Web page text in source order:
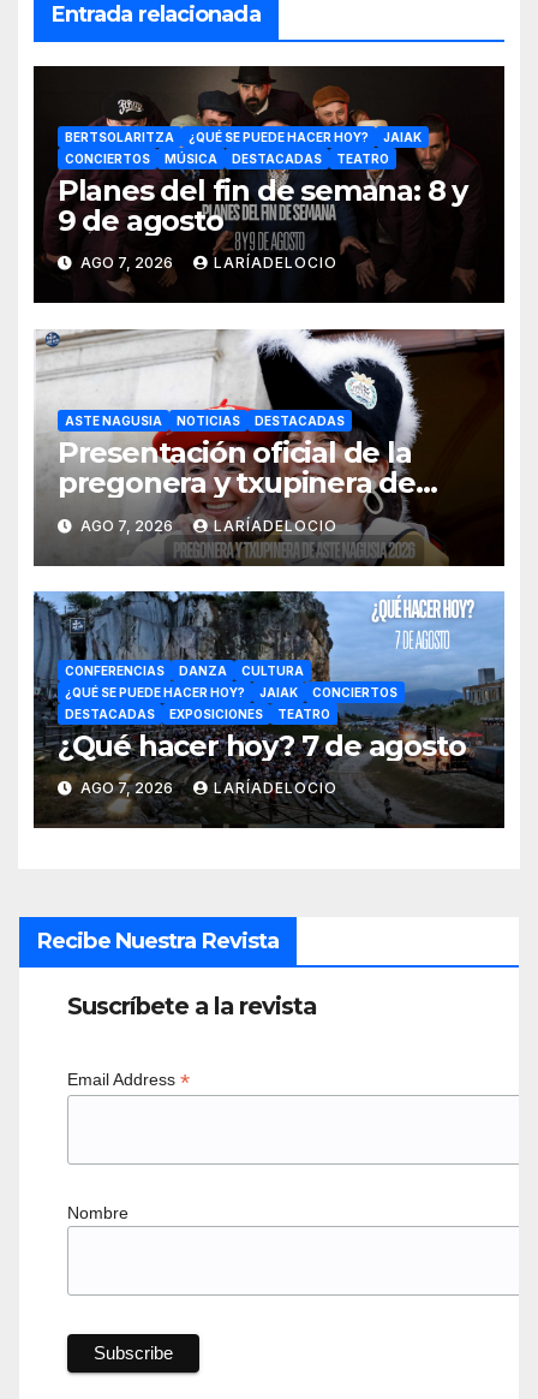
Entrada relacionada
BERTSOLARITZA ¿QUÉ SE PUEDE HACER HOY?
JAIAK
CONCIERTOS
MÚSICA DESTACADAS TEATRO
Planes del fin de semana: 8 y
9 de agosto
AGO 7, 2026 LARÍADELOCIO
ASTE NAGUSIA NOTICIAS DESTACADAS
Presentación oficial de la
pregonera y txupinera de
Aste Nagusia 2026
AGO 7, 2026 LARÍADELOCIO
CONFERENCIAS DANZA
CULTURA
¿QUÉ SE PUEDE HACER HOY?
JAIAK
CONCIERTOS
DESTACADAS
EXPOSICIONES TEATRO
¿Qué hacer hoy? 7 de agosto
AGO 7, 2026 LARÍADELOCIO
Recibe Nuestra Revista
Suscríbete a la revista
Email Address *
Nombre